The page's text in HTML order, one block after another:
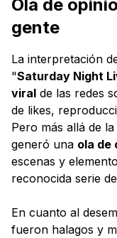
Ola de
gente
La interpretación
"Saturday Night
viral de las redes
de likes,
Pero más allá de
generó una ola de
escenas y
reconocida serie
En cuanto al
fueron halagos y